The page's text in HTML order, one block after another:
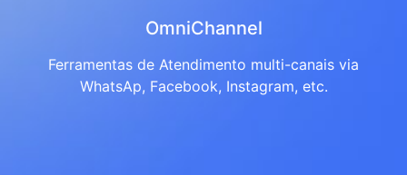
OmniChannel
Ferramentas de Atendimento multi-canais via
WhatsAp, Facebook, Instagram, etc.